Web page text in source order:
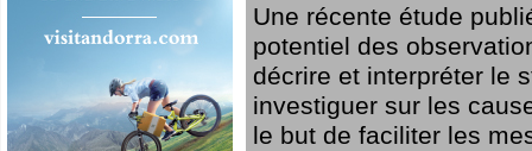
Une récente étude
potentiel des
décrire et interpréter le
investiguer sur les
le but de faciliter les